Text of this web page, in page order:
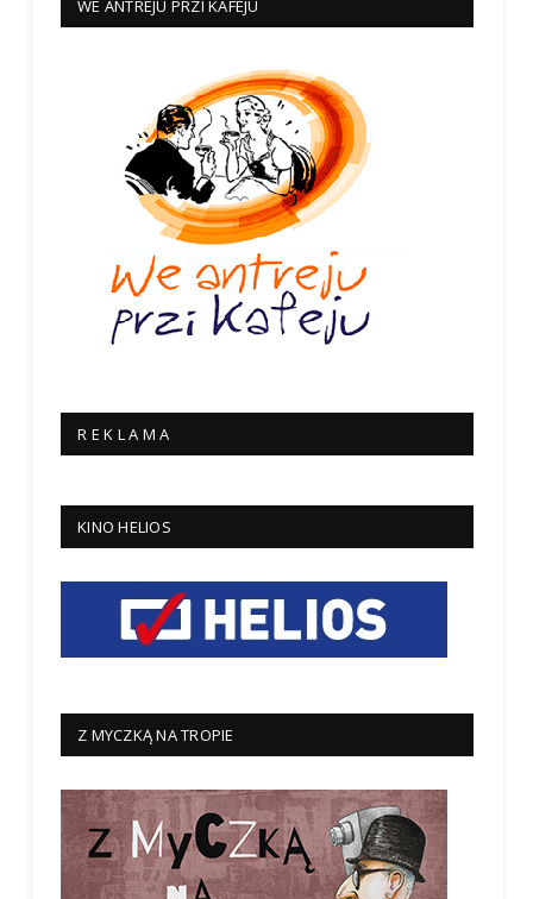
WE ANTREJU PRZI KAFEJU
R E K L A M A
KINO HELIOS
Z MYCZKĄ NA TROPIE